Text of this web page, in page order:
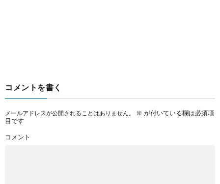
コメントを書く
メールアドレスが公開されることはありません。 ※ が付いている欄は必須項
目です
コメント